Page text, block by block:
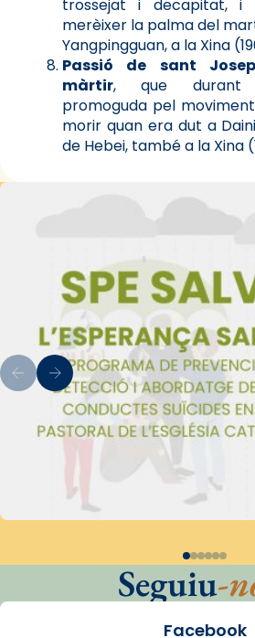
trossejat i decapitat,
merèixer la palma del
Yangpingguan, a la Xina
Passió de sant
màrtir, que durant
promoguda pel
morir quan era dut a
de Hebei, també a la Xina
Seguiu-
Facebook